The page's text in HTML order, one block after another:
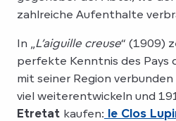
zahlreiche Aufenthalte
In „ L’aiguille creuse“ (1909)
perfekte Kenntnis des Pays
mit seiner Region
viel weiterentwickeln und
Etretat kaufen: le Clos